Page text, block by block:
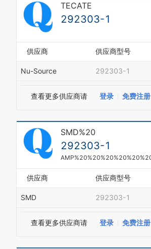
TECATE
292303-1
供应商 供应商型号
Nu-Source 292303-1
查看更多供应商请 登录 免费注册
SMD%20
292303-1
供应商 供应商型号
SMD 292303-1
查看更多供应商请 登录 免费注册